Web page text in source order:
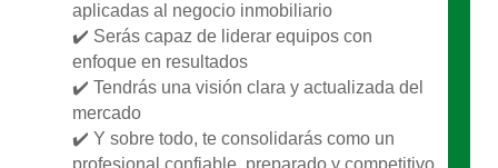
aplicadas al negocio inmobiliario
✔️ Serás capaz de liderar equipos con
enfoque en resultados
✔️ Tendrás una visión clara y actualizada del
mercado
✔️ Y sobre todo, te consolidarás como un